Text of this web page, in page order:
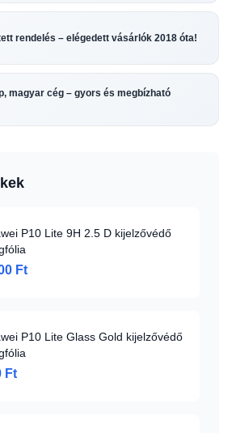
rendelés – elégedett vásárlók 2018 óta!
magyar cég – gyors és megbízható
P10 Lite 9H 2.5 D kijelzővédő
Ft
P10 Lite Glass Gold kijelzővédő
Ft